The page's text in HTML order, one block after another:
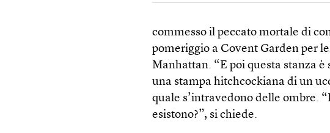
commesso il peccato mortale di
pomeriggio a Covent Garden per
Manhattan. “E poi questa stanza
una stampa hitch­cockiana di un
quale s’intravedono delle ombre.
esistono?”, si chiede.